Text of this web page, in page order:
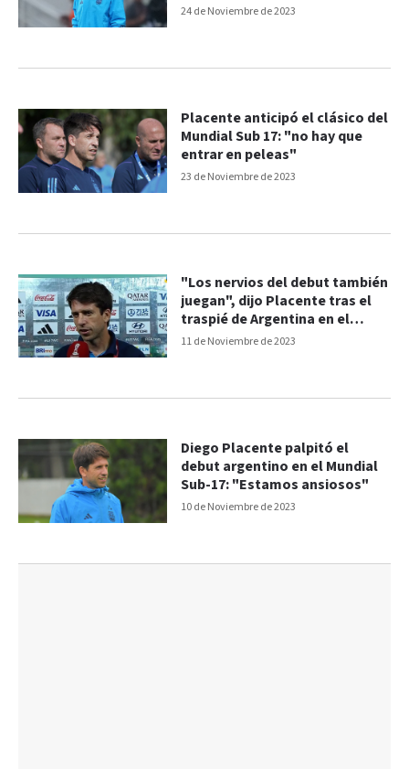
24 de Noviembre de 2023
23 de Noviembre de 2023
Placente anticipó el clásico del
Mundial Sub 17: "no hay que
entrar en peleas"
11 de Noviembre de 2023
"Los nervios del debut también
juegan", dijo Placente tras el
traspié de Argentina en el
Mundial Sub 17
10 de Noviembre de 2023
Diego Placente palpitó el
debut argentino en el Mundial
Sub-17: "Estamos ansiosos"